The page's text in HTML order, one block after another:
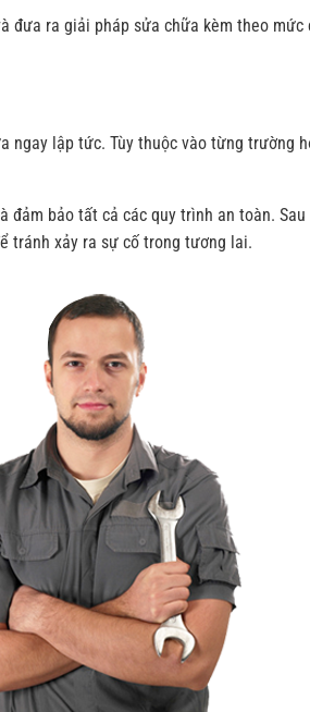
đưa ra giải pháp sửa chữa kèm theo mức
ngay lập tức. Tùy thuộc vào từng trường
đảm bảo tất cả các quy trình an toàn. Sau
tránh xảy ra sự cố trong tương lai.